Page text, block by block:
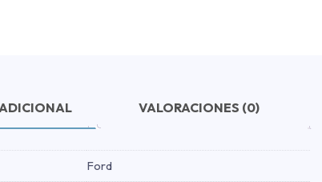
VALORACIONES (0)
Ford